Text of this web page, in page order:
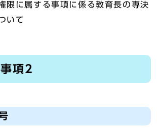
限に属する事項に係る教育長の専決
いて
項2